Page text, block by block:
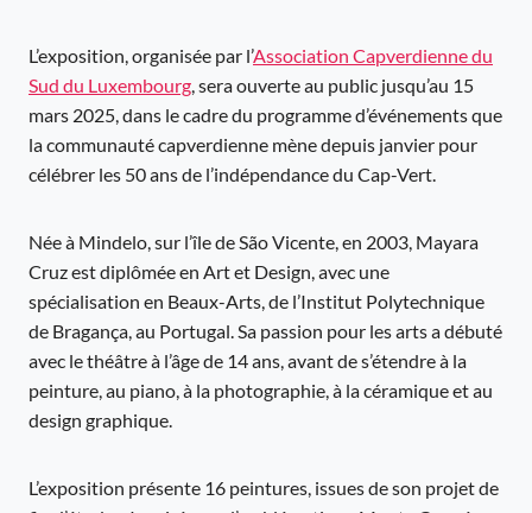
L’exposition, organisée par l’Association Capverdienne du
Sud du Luxembourg, sera ouverte au public jusqu’au 15
mars 2025, dans le cadre du programme d’événements que
la communauté capverdienne mène depuis janvier pour
célébrer les 50 ans de l’indépendance du Cap-Vert.
Née à Mindelo, sur l’île de São Vicente, en 2003, Mayara
Cruz est diplômée en Art et Design, avec une
spécialisation en Beaux-Arts, de l’Institut Polytechnique
de Bragança, au Portugal. Sa passion pour les arts a débuté
avec le théâtre à l’âge de 14 ans, avant de s’étendre à la
peinture, au piano, à la photographie, à la céramique et au
design graphique.
L’exposition présente 16 peintures, issues de son projet de